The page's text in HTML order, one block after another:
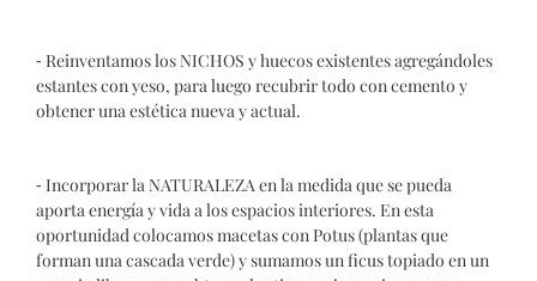
⁃ Reinventamos los NICHOS y huecos existentes agregándoles
estantes con yeso, para luego recubrir todo con cemento y
obtener una estética nueva y actual.
⁃ Incorporar la NATURALEZA en la medida que se pueda
aporta energía y vida a los espacios interiores. En esta
oportunidad colocamos macetas con Potus (plantas que
forman una cascada verde) y sumamos un ficus topiado en un